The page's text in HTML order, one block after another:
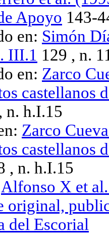
Apoyo 143-
en: Simón
III.1 129 , n.
en: Zarco
castellanos
n. h.I.15
Zarco
castellanos
, n. h.I.15
Alfonso X et
original,
del Escorial